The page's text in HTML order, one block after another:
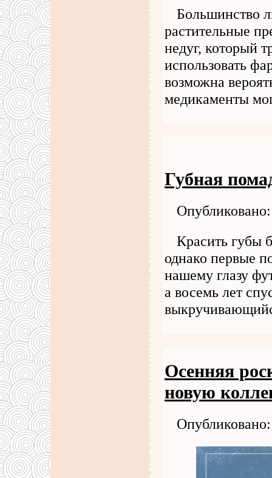
Большинство
растительные
недуг, который
использовать
возможна
медикаменты
Губная
Красить губы
однако первые
нашему глазу
а восемь лет
Осенняя
новую